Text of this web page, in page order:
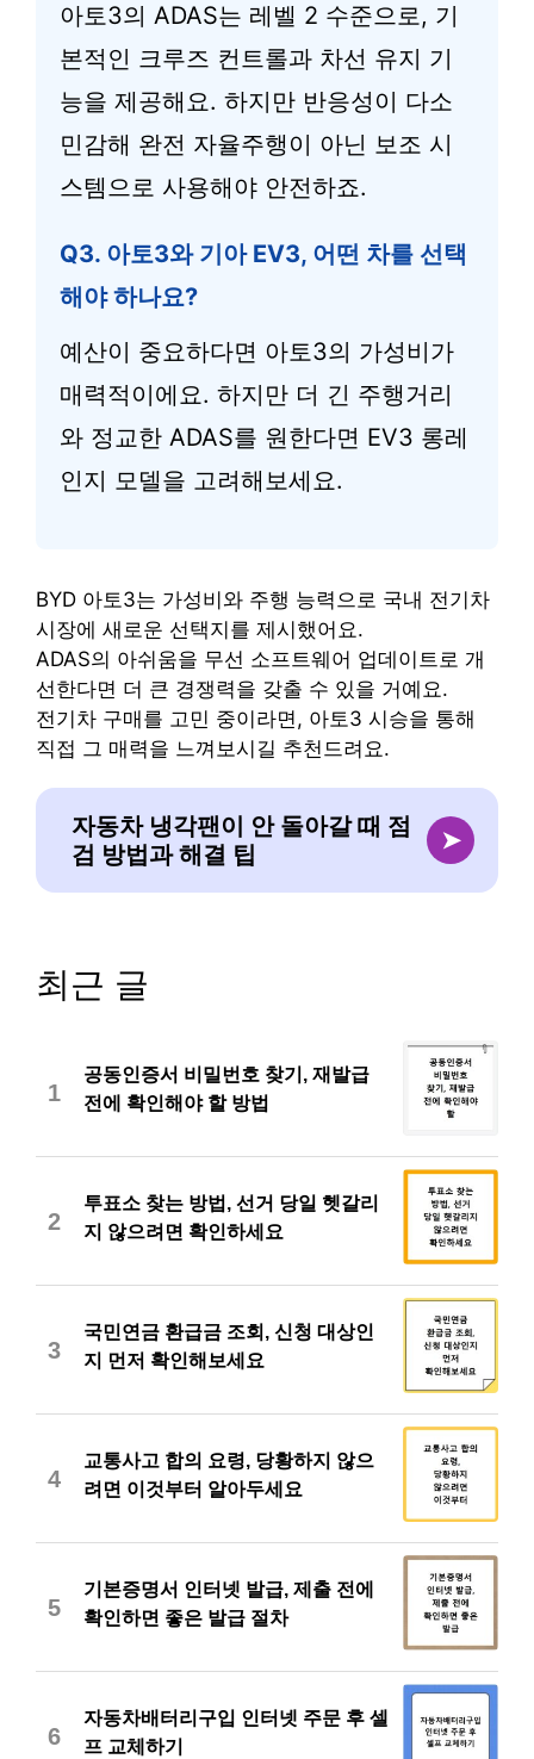
아토3의 ADAS는 레벨 2 수준으로, 기
본적인 크루즈 컨트롤과 차선 유지 기
능을 제공해요. 하지만 반응성이 다소
민감해 완전 자율주행이 아닌 보조 시
스템으로 사용해야 안전하죠.
Q3. 아토3와 기아 EV3, 어떤 차를 선택
해야 하나요?
예산이 중요하다면 아토3의 가성비가
매력적이에요. 하지만 더 긴 주행거리
와 정교한 ADAS를 원한다면 EV3 롱레
인지 모델을 고려해보세요.
BYD 아토3는 가성비와 주행 능력으로 국내 전기차
시장에 새로운 선택지를 제시했어요.
ADAS의 아쉬움을 무선 소프트웨어 업데이트로 개
선한다면 더 큰 경쟁력을 갖출 수 있을 거예요.
전기차 구매를 고민 중이라면, 아토3 시승을 통해
직접 그 매력을 느껴보시길 추천드려요.
자동차 냉각팬이 안 돌아갈 때 점
검 방법과 해결 팁
➤
최근 글
1
공동인증서 비밀번호 찾기, 재발급
전에 확인해야 할 방법
2
투표소 찾는 방법, 선거 당일 헷갈리
지 않으려면 확인하세요
3
국민연금 환급금 조회, 신청 대상인
지 먼저 확인해보세요
4
교통사고 합의 요령, 당황하지 않으
려면 이것부터 알아두세요
5
기본증명서 인터넷 발급, 제출 전에
확인하면 좋은 발급 절차
6
자동차배터리구입 인터넷 주문 후 셀
프 교체하기